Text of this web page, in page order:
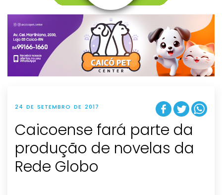
v
g
t
i
o
n
24 DE SETEMBRO DE 2017
Caicoense fará parte da
produção de novelas da
Rede Globo